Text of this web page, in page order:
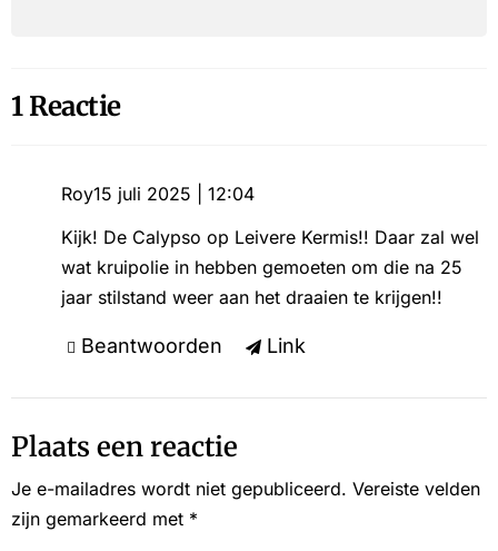
1 Reactie
Roy15 juli 2025 | 12:04
Kijk! De Calypso op Leivere Kermis!! Daar zal wel
wat kruipolie in hebben gemoeten om die na 25
jaar stilstand weer aan het draaien te krijgen!!
Beantwoorden Link
Plaats een reactie
Je e-mailadres wordt niet gepubliceerd. Vereiste velden
zijn gemarkeerd met *